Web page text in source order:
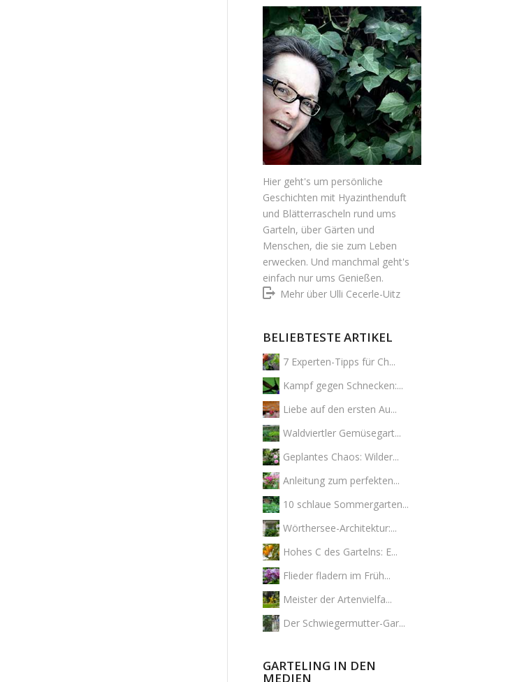
Hier geht's um persönliche
Geschichten mit Hyazinthenduft
und Blätterrascheln rund ums
Garteln, über Gärten und
Menschen, die sie zum Leben
erwecken. Und manchmal geht's
einfach nur ums Genießen.
Mehr über Ulli Cecerle-Uitz
BELIEBTESTE ARTIKEL
7 Experten-Tipps für Ch...
Kampf gegen Schnecken:...
Liebe auf den ersten Au...
Waldviertler Gemüsegart...
Geplantes Chaos: Wilder...
Anleitung zum perfekten...
10 schlaue Sommergarten...
Wörthersee-Architektur:...
Hohes C des Gartelns: E...
Flieder fladern im Früh...
Meister der Artenvielfa...
Der Schwiegermutter-Gar...
GARTELING IN DEN
MEDIEN